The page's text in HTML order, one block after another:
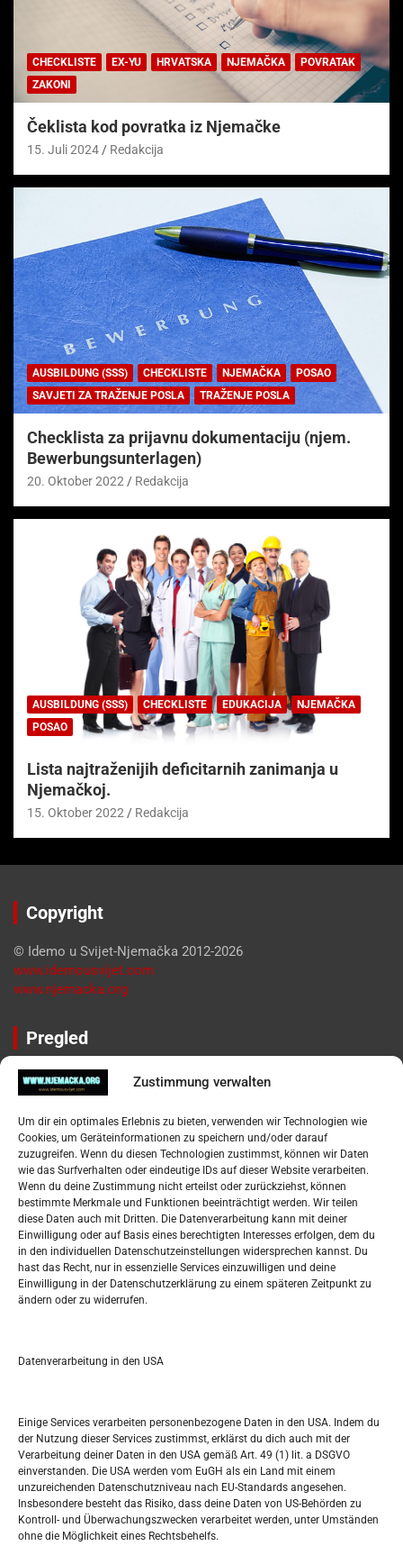
Zustimmung verwalten
Um dir ein optimales Erlebnis zu bieten, verwenden wir Technologien wie
Cookies, um Geräteinformationen zu speichern und/oder darauf
zuzugreifen. Wenn du diesen Technologien zustimmst, können wir Daten
wie das Surfverhalten oder eindeutige IDs auf dieser Website verarbeiten.
Wenn du deine Zustimmung nicht erteilst oder zurückziehst, können
bestimmte Merkmale und Funktionen beeinträchtigt werden. Wir teilen
diese Daten auch mit Dritten. Die Datenverarbeitung kann mit deiner
Einwilligung oder auf Basis eines berechtigten Interesses erfolgen, dem du
in den individuellen Datenschutzeinstellungen widersprechen kannst. Du
hast das Recht, nur in essenzielle Services einzuwilligen und deine
Einwilligung in der Datenschutzerklärung zu einem späteren Zeitpunkt zu
ändern oder zu widerrufen.
Datenverarbeitung in den USA
Einige Services verarbeiten personenbezogene Daten in den USA. Indem du
der Nutzung dieser Services zustimmst, erklärst du dich auch mit der
Verarbeitung deiner Daten in den USA gemäß Art. 49 (1) lit. a DSGVO
einverstanden. Die USA werden vom EuGH als ein Land mit einem
unzureichenden Datenschutzniveau nach EU-Standards angesehen.
Insbesondere besteht das Risiko, dass deine Daten von US-Behörden zu
Kontroll- und Überwachungszwecken verarbeitet werden, unter Umständen
ohne die Möglichkeit eines Rechtsbehelfs.
CHECKLISTE EX-YU HRVATSKA NJEMAČKA
POVRATAK
ZAKONI
Čeklista kod povratka iz Njemačke
15. Juli 2024 Redakcija
AUSBILDUNG (SSS) CHECKLISTE NJEMAČKA
POSAO
SAVJETI ZA TRAŽENJE POSLA
TRAŽENJE POSLA
Checklista za prijavnu dokumentaciju (njem.
Bewerbungsunterlagen)
20. Oktober 2022 Redakcija
AUSBILDUNG (SSS) CHECKLISTE EDUKACIJA
NJEMAČKA
POSAO
Lista najtraženijih deficitarnih zanimanja u
Njemačkoj.
15. Oktober 2022 Redakcija
Copyright
© Idemo u Svijet-Njemačka 2012-2026
www.idemousvijet.com
www.njemacka.org
Pregled
Impressum
Datenschutzerklärung
Widerufsbelehrung
Oglašavanje / Postavite svoj oglas
Tko je “Idemo u Svijet – Njemačka?
Pretražite stranicu:
S
e
a
h
M D M D F S S
1
3 4 5 6 7 8
10 11 12 13 14 15 16